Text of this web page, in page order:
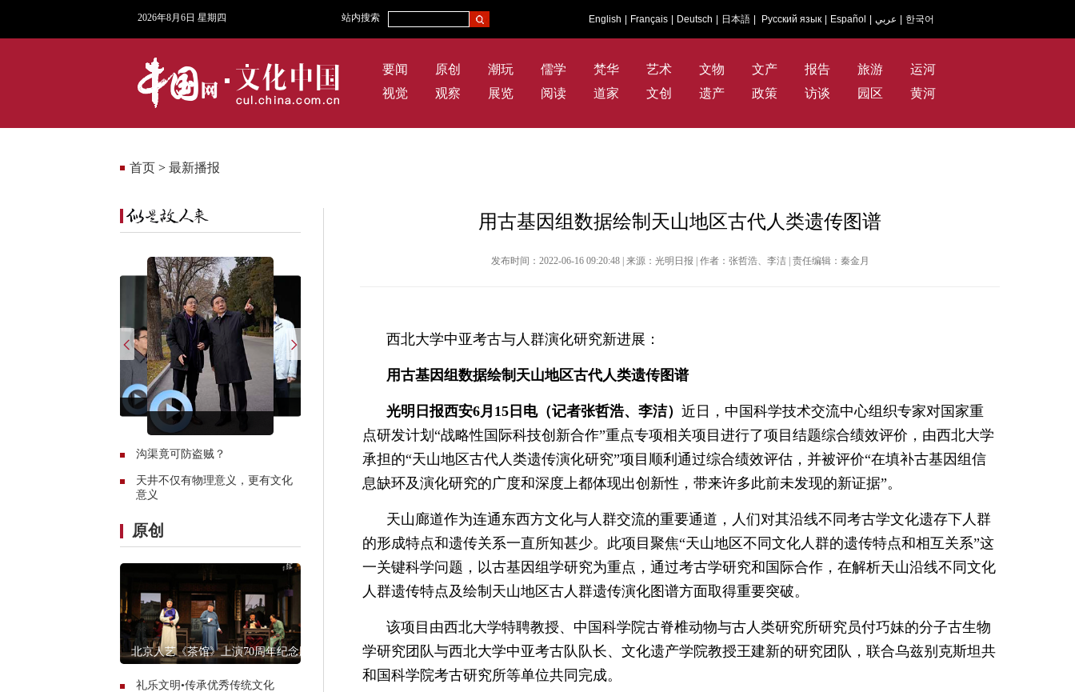
2026年8月6日 星期四 站内搜索 English Français Deutsch 日本語 Русский язык Español عربي 한국어
要闻 原创 潮玩 儒学 梵华 艺术 文物 文产 报告 旅游
运河
视觉
观察 展览 阅读 道家 文创 遗产 政策 访谈 园区 黄河
首页 > 最新播报
沟渠竟可防盗贼？
天井不仅有物理意义，更有文化
意义
原创
北京人艺《茶馆》上演70周年纪念版
礼乐文明•传承优秀传统文化
用古基因组数据绘制天山地区古代人类遗传图谱
发布时间：2022-06-16 09:20:48 | 来源：光明日报 | 作者：张哲浩、李洁 | 责任编辑：秦金月
西北大学中亚考古与人群演化研究新进展：
用古基因组数据绘制天山地区古代人类遗传图谱
光明日报西安6月15日电（记者张哲浩、李洁） 近日，中国科学技术交流中心组织专家对国家重
点研发计划“战略性国际科技创新合作”重点专项相关项目进行了项目结题综合绩效评价，由西北大学
承担的“天山地区古代人类遗传演化研究”项目顺利通过综合绩效评估，并被评价“在填补古基因组信
息缺环及演化研究的广度和深度上都体现出创新性，带来许多此前未发现的新证据”。
天山廊道作为连通东西方文化与人群交流的重要通道，人们对其沿线不同考古学文化遗存下人群
的形成特点和遗传关系一直所知甚少。此项目聚焦“天山地区不同文化人群的遗传特点和相互关系”这
一关键科学问题，以古基因组学研究为重点，通过考古学研究和国际合作，在解析天山沿线不同文化
人群遗传特点及绘制天山地区古人群遗传演化图谱方面取得重要突破。
该项目由西北大学特聘教授、中国科学院古脊椎动物与古人类研究所研究员付巧妹的分子古生物
学研究团队与西北大学中亚考古队队长、文化遗产学院教授王建新的研究团队，联合乌兹别克斯坦共
和国科学院考古研究所等单位共同完成。